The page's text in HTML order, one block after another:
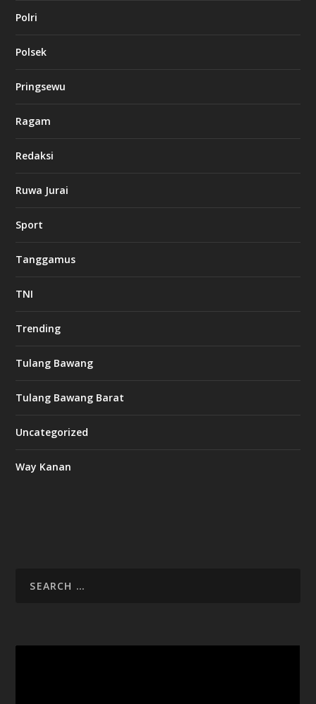
Polri
Polsek
Pringsewu
Ragam
Redaksi
Ruwa Jurai
Sport
Tanggamus
TNI
Trending
Tulang Bawang
Tulang Bawang Barat
Uncategorized
Way Kanan